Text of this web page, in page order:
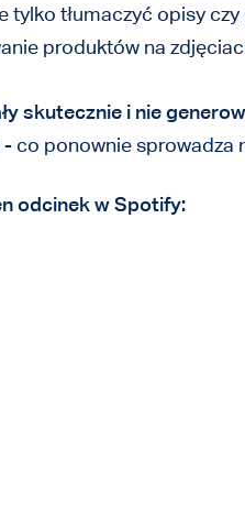
tylko tłumaczyć opisy
produktów na
skutecznie i nie
co ponownie sprowadza
odcinek w Spotify: